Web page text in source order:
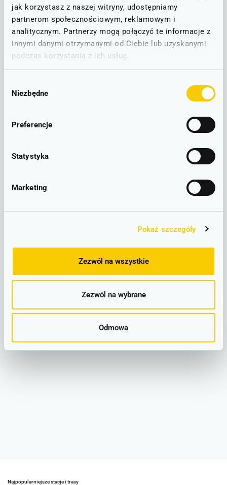
jak korzystasz z naszej witryny, udostępniamy
partnerom społecznościowym, reklamowym i
analitycznym. Partnerzy mogą połączyć te informacje z
innymi danymi otrzymanymi od Ciebie lub uzyskanymi
podczas korzystania z ich usług.
zgody
Niezbędne
Preferencje
Statystyka
Marketing
Pokaż szczegóły
Zezwól na wszystkie
Zezwól na wybrane
Odmowa
D4
Brak zgłoszonych utrudnień w ruchu.
RUCH BEZ ZAKŁÓCEŃ
– lokalizacje
Najpopularniejsze stacje i trasy